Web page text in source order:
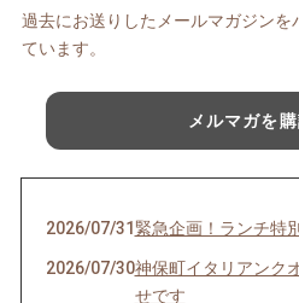
過去にお送りしたメールマガジンを
ています。
メルマガを
2026/07/31 緊急企画！ランチ特
2026/07/30神保町イタリアンク
せです